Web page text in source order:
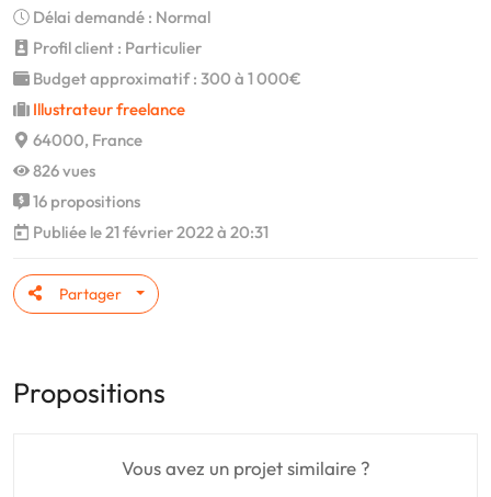
Délai demandé : Normal
Profil client : Particulier
Budget approximatif : 300 à 1 000€
Illustrateur freelance
64000, France
826 vues
16 propositions
Publiée le 21 février 2022 à 20:31
Partager
Propositions
Vous avez un projet similaire ?